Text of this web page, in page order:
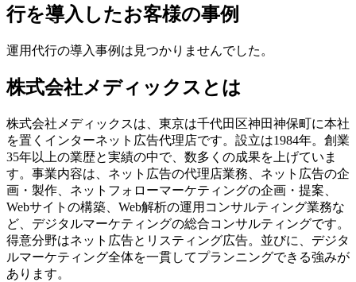
行を導入したお客様の事例
運用代行の導入事例は見つかりませんでした。
株式会社メディックスとは
株式会社メディックスは、東京は千代田区神田神保町に本社
を置くインターネット広告代理店です。設立は1984年。創業
35年以上の業歴と実績の中で、数多くの成果を上げていま
す。事業内容は、ネット広告の代理店業務、ネット広告の企
画・製作、ネットフォローマーケティングの企画・提案、
Webサイトの構築、Web解析の運用コンサルティング業務な
ど、デジタルマーケティングの総合コンサルティングです。
得意分野はネット広告とリスティング広告。並びに、デジタ
ルマーケティング全体を一貫してプランニングできる強みが
あります。